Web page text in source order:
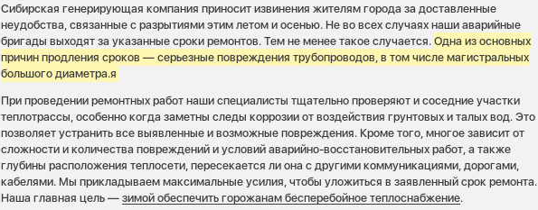
Сибирская генерирующая компания приносит извинения жителям города за доставленные
неудобства, связанные с разрытиями этим летом и осенью. Не во всех случаях наши аварийные
бригады выходят за указанные сроки ремонтов. Тем не менее такое случается.Одна из основных
причин продления сроков — серьезные повреждения трубопроводов, в том числе магистральных
большого диаметра.я
При проведении ремонтных работ наши специалисты тщательно проверяют и соседние участки
теплотрассы, особенно когда заметны следы коррозии от воздействия грунтовых и талых вод. Это
позволяет устранить все выявленные и возможные повреждения. Кроме того, многое зависит от
сложности и количества повреждений и условий аварийно-восстановительных работ, а также
глубины расположения теплосети, пересекается ли она с другими коммуникациями, дорогами,
кабелями. Мы прикладываем максимальные усилия, чтобы уложиться в заявленный срок ремонта.
Наша главная цель —зимой обеспечить горожанам бесперебойное теплоснабжение.